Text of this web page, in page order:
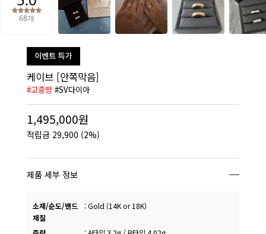
케이브 [안쪽막음]
#고중량#SV다이아
1,495,000원
적립금 29,900 (2%)
제품 세부 정보
소재/순도/밴드
재질
:Gold (14K or 18K)